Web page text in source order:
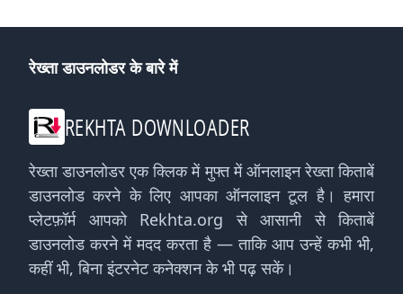
रेख्ता डाउनलोडर के बारे में
REKHTA DOWNLOADER
रेख्ता डाउनलोडर एक क्लिक में मुफ्त में ऑनलाइन रेख्ता किताबें
डाउनलोड करने के लिए आपका ऑनलाइन टूल है। हमारा
प्लेटफ़ॉर्म आपको Rekhta.org से आसानी से किताबें
डाउनलोड करने में मदद करता है — ताकि आप उन्हें कभी भी,
कहीं भी, बिना इंटरनेट कनेक्शन के भी पढ़ सकें।